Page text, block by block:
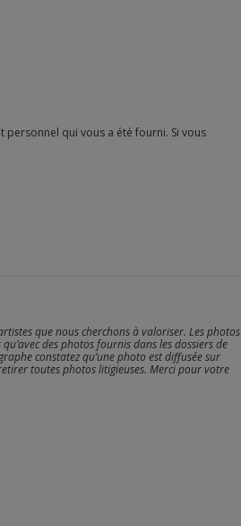
que nous cherchons à valoriser. Les photos
des photos fournis dans les dossiers de
constatez qu’une photo est diffusée sur
toutes photos litigieuses. Merci pour votre